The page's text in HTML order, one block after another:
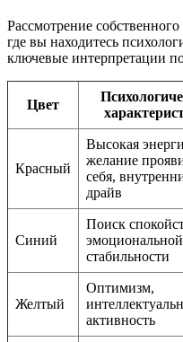
Рассмотрение
где вы находитесь
ключевые интерпретации
Цвет
Красный
Высокая
желание
себя,
драйв
Синий
Поиск
эмоциональной
стабильности
Желтый
Оптимизм,
активность